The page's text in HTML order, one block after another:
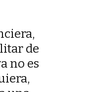
de
no es